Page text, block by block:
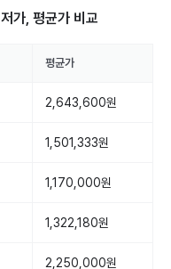
가, 평균가 비교
평균가
2,643,600원
1,501,333원
1,170,000원
1,322,180원
2,250,000원